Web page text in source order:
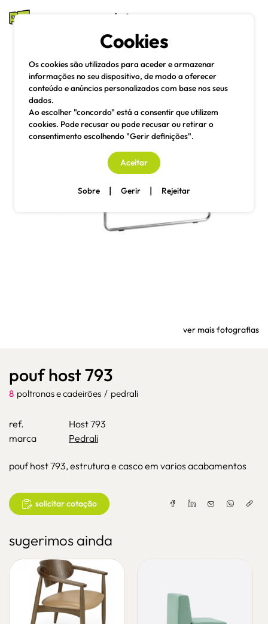
mesas e cadeiras
Pesquisa
ver mais fotografias
pouf host 793
8 poltronas e cadeirões / pedrali
ref.
Host 793
marca
Pedrali
pouf host 793, estrutura e casco em varios acabamentos
solicitar cotação
sugerimos ainda
Cookies
Os cookies são utilizados para aceder e armazenar
informações no seu dispositivo, de modo a oferecer
conteúdo e anúncios personalizados com base nos seus
dados.
Ao escolher "concordo" está a consentir que utilizem
cookies. Pode recusar ou pode recusar ou retirar o
consentimento escolhendo "Gerir definições".
Aceitar
Sobre | Gerir | Rejeitar